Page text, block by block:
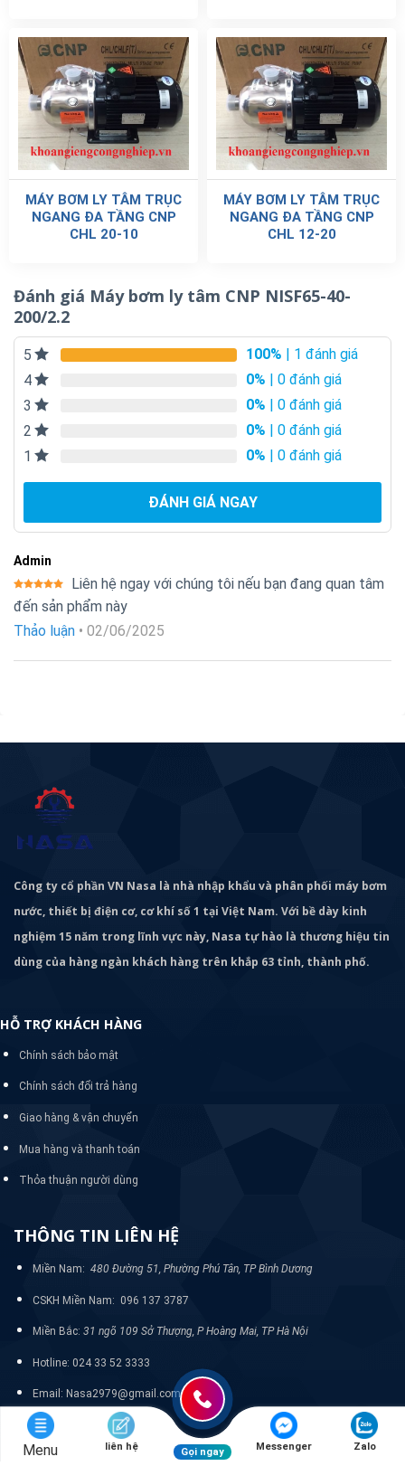
MÁY BƠM LY TÂM TRỤC
NGANG ĐA TẦNG CNP
CHL 20-10
MÁY BƠM LY TÂM TRỤC
NGANG ĐA TẦNG CNP
CHL 12-20
Đánh giá Máy bơm ly tâm CNP NISF65-40-
200/2.2
5 100% | 1 đánh giá
4
0% | 0 đánh giá
3
0% | 0 đánh giá
2
0% | 0 đánh giá
1
0% | 0 đánh giá
ĐÁNH GIÁ NGAY
Admin
Được xếp
hạng 55
Liên hệ ngay với chúng tôi nếu bạn đang quan tâm
đến sản phẩm này
Thảo luận • 02/06/2025
Công ty cổ phần VN Nasa là nhà nhập khẩu và phân phối máy bơm
nước, thiết bị điện cơ, cơ khí số 1 tại Việt Nam. Với bề dày kinh
nghiệm 15 năm trong lĩnh vực này, Nasa tự hào là thương hiệu tin
dùng của hàng ngàn khách hàng trên khắp 63 tỉnh, thành phố.
HỖ TRỢ KHÁCH HÀNG
Chính sách bảo mật
Chính sách đổi trả hàng
Giao hàng & vận chuyển
Mua hàng và thanh toán
Thỏa thuận người dùng
THÔNG TIN LIÊN HỆ
Miền Nam: 480 Đường 51, Phường Phú Tân, TP Bình Dương
CSKH Miền Nam: 096 137 3787
Miền Bắc: 31 ngõ 109 Sở Thượng, P Hoàng Mai, TP Hà Nội
Hotline: 024 33 52 3333
Email: Nasa2979@gmail.com
Menu liên hệ Gọi ngay Messenger Zalo